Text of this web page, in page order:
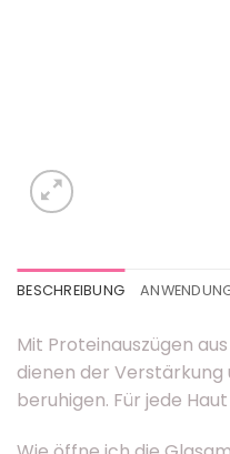
BESCHREIBUNG
Mit Proteinauszügen
dienen der Verstärkung
beruhigen. Für jede